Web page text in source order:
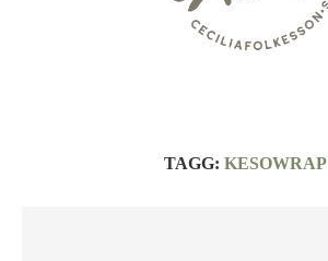
TAGG: KESOWRAP